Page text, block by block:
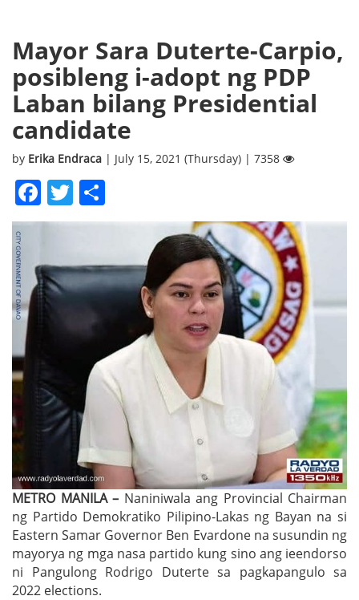
Mayor Sara Duterte-Carpio,
posibleng i-adopt ng PDP
Laban bilang Presidential
candidate
by Erika Endraca | July 15, 2021 (Thursday) | 7358
Facebook
Twitter
METRO MANILA – Naniniwala ang Provincial Chairman
ng Partido Demokratiko Pilipino-Lakas ng Bayan na si
Eastern Samar Governor Ben Evardone na susundin ng
mayorya ng mga nasa partido kung sino ang ieendorso
ni Pangulong Rodrigo Duterte sa pagkapangulo sa
2022 elections.